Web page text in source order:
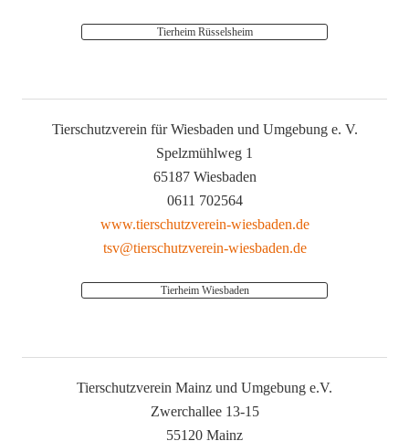
Tierheim Rüsselsheim
Tierschutzverein für Wiesbaden und Umgebung e. V.
Spelzmühlweg 1
65187 Wiesbaden
0611 702564
www.tierschutzverein-wiesbaden.de
tsv@tierschutzverein-wiesbaden.de
Tierheim Wiesbaden
Tierschutzverein Mainz und Umgebung e.V.
Zwerchallee 13-15
55120 Mainz